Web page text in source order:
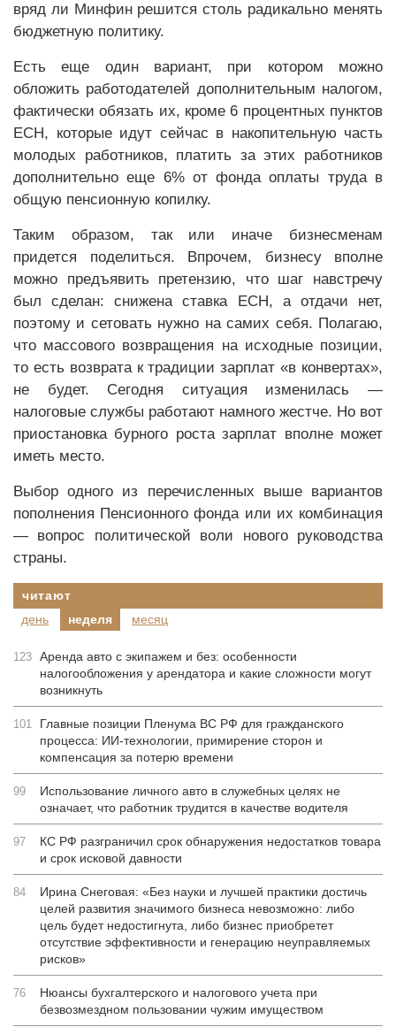
вряд ли Минфин решится столь радикально менять
бюджетную политику.
Есть еще один вариант, при котором можно
обложить работодателей дополнительным налогом,
фактически обязать их, кроме 6 процентных пунктов
ЕСН, которые идут сейчас в накопительную часть
молодых работников, платить за этих работников
дополнительно еще 6% от фонда оплаты труда в
общую пенсионную копилку.
Таким образом, так или иначе бизнесменам
придется поделиться. Впрочем, бизнесу вполне
можно предъявить претензию, что шаг навстречу
был сделан: снижена ставка ЕСН, а отдачи нет,
поэтому и сетовать нужно на самих себя. Полагаю,
что массового возвращения на исходные позиции,
то есть возврата к традиции зарплат «в конвертах»,
не будет. Сегодня ситуация изменилась —
налоговые службы работают намного жестче. Но вот
приостановка бурного роста зарплат вполне может
иметь место.
Выбор одного из перечисленных выше вариантов
пополнения Пенсионного фонда или их комбинация
— вопрос политической воли нового руководства
страны.
читают
день
неделя месяц
123 Аренда авто с экипажем и без: особенности
налогообложения у арендатора и какие сложности могут
возникнуть
101
Главные позиции Пленума ВС РФ для гражданского
процесса: ИИ-технологии, примирение сторон и
компенсация за потерю времени
99
Использование личного авто в служебных целях не
означает, что работник трудится в качестве водителя
97
КС РФ разграничил срок обнаружения недостатков товара
и срок исковой давности
84
Ирина Снеговая: «Без науки и лучшей практики достичь
целей развития значимого бизнеса невозможно: либо
цель будет недостигнута, либо бизнес приобретет
отсутствие эффективности и генерацию неуправляемых
рисков»
76
Нюансы бухгалтерского и налогового учета при
безвозмездном пользовании чужим имуществом